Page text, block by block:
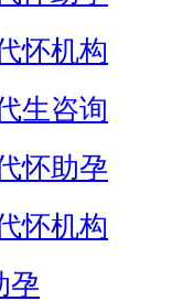
怀机构
生咨询
怀助孕
怀机构
孕